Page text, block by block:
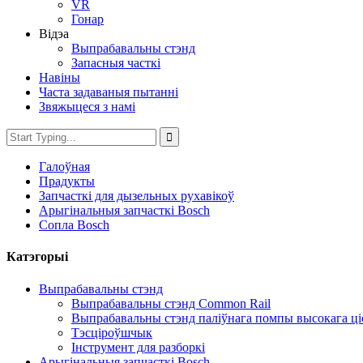
VR
Гонар
Відэа
Выпрабавальны стэнд
Запасныя часткі
Навіны
Часта задаваныя пытанні
Звяжыцеся з намі
Галоўная
Прадукты
Запчасткі для дызельных рухавікоў
Арыгінальныя запчасткі Bosch
Сопла Bosch
Катэгорыі
Выпрабавальны стэнд
Выпрабавальны стэнд Common Rail
Выпрабавальны стэнд паліўнага помпы высокага
Тэсціроўшчык
Інструмент для разборкі